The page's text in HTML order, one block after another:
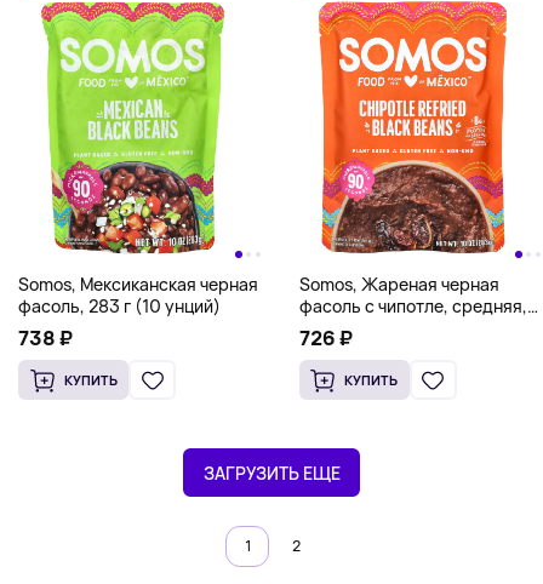
Somos, Мексиканская черная
фасоль, 283 г (10 унций)
738 ₽
КУПИТЬ
Somos, Жареная черная
фасоль с чипотле, средняя,
283 г (10 унций)
726 ₽
КУПИТЬ
ЗАГРУЗИТЬ ЕЩЕ
1 2